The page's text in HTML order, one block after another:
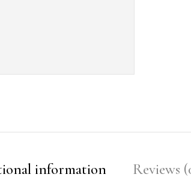
information Reviews